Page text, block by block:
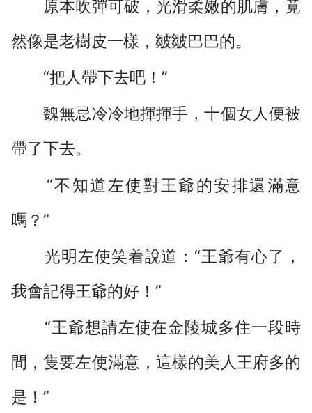
原本吹彈可破，光滑柔嫩的肌膚，竟
然像是老樹皮一樣，皺皺巴巴的。
“把人帶下去吧！”
魏無忌冷冷地揮揮手，十個女人便被
帶了下去。
“不知道左使對王爺的安排還滿意
嗎？”
光明左使笑着說道：“王爺有心了，
我會記得王爺的好！”
“王爺想請左使在金陵城多住一段時
間，隻要左使滿意，這樣的美人王府多的
是！”